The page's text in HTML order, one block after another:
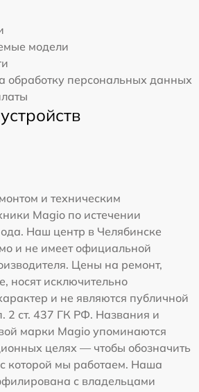
модели
обработку персональных данных
и техническим
Magio по истечении
Наш центр в Челябинске
и не имеет официальной
Цены на ремонт,
носят исключительно
и не являются публичной
2 ст. 437 ГК РФ. Названия и
марки Magio упоминаются
целях — чтобы обозначить
которой мы работаем. Наша
с владельцами